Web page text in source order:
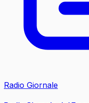
Radio Giornale